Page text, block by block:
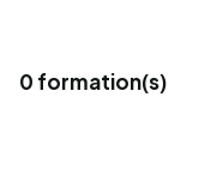
0 formation(s)